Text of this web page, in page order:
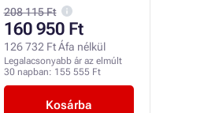
208 115 Ft
160 950 Ft
126 732 Ft Áfa nélkül
Legalacsonyabb ár az elmúlt
30 napban: 155 555 Ft
Kosárba